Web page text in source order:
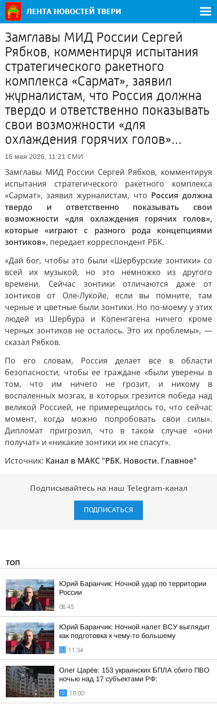
Замглавы МИД России Сергей
Рябков, комментируя испытания
стратегического ракетного
комплекса «Сармат», заявил
журналистам, что Россия должна
твердо и ответственно показывать
свои возможности «для
охлаждения горячих голов»...
16 мая 2026, 11:21 СМИ
Замглавы МИД России Сергей Рябков, комментируя
испытания стратегического ракетного комплекса
«Сармат», заявил журналистам, что Россия должна
твердо и ответственно показывать свои
возможности «для охлаждения горячих голов»,
которые «играют с разного рода концепциями
зонтиков», передает корреспондент РБК.
«Дай бог, чтобы это были «Шербурские зонтики» со
всей их музыкой, но это немножко из другого
времени. Сейчас зонтики отличаются даже от
зонтиков от Оле-Лукойе, если вы помните, там
черные и цветные были зонтики. Но по-моему у этих
людей из Шербура и Копенгагена ничего кроме
черных зонтиков не осталось. Это их проблемы», —
сказал Рябков.
По его словам, Россия делает все в области
безопасности, чтобы ее граждане «были уверены в
том, что им ничего не грозит, и никому в
воспаленных мозгах, в которых грезится победа над
великой Россией, не примерещилось то, что сейчас
момент, когда можно попробовать свои силы».
Дипломат пригрозил, что в таком случае «они
получат» и «никакие зонтики их не спасут».
Источник: Канал в МАКС "РБК. Новости. Главное"
Подписывайтесь на наш Telegram-канал
ПОДПИСАТЬСЯ
ТОП
Юрий Баранчик: Ночной удар по территории
России
08:45
Юрий Баранчик: Ночной налет ВСУ выглядит
как подготовка к чему-то большему
11:34
Олег Царёв: 153 украинских БПЛА сбито ПВО
ночью над 17 субъектами РФ:
10:00